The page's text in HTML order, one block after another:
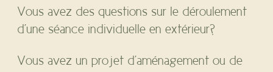
Vous avez des questions sur le déroulement
d'une séance individuelle en extérieur?
Vous avez un projet d'aménagement ou de